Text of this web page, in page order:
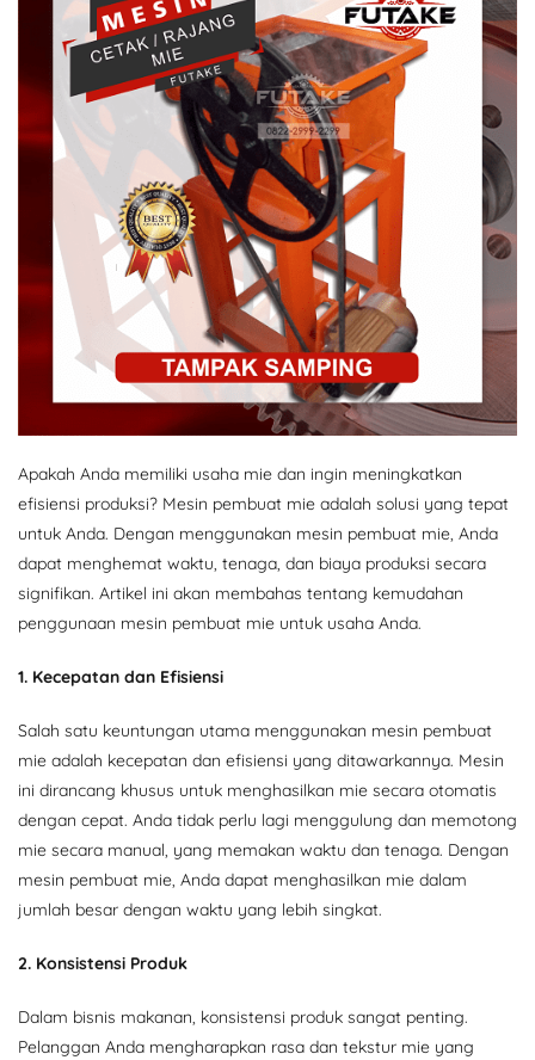
Apakah Anda memiliki usaha mie dan ingin meningkatkan
efisiensi produksi? Mesin pembuat mie adalah solusi yang tepat
untuk Anda. Dengan menggunakan mesin pembuat mie, Anda
dapat menghemat waktu, tenaga, dan biaya produksi secara
signifikan. Artikel ini akan membahas tentang kemudahan
penggunaan mesin pembuat mie untuk usaha Anda.
1. Kecepatan dan Efisiensi
Salah satu keuntungan utama menggunakan mesin pembuat
mie adalah kecepatan dan efisiensi yang ditawarkannya. Mesin
ini dirancang khusus untuk menghasilkan mie secara otomatis
dengan cepat. Anda tidak perlu lagi menggulung dan memotong
mie secara manual, yang memakan waktu dan tenaga. Dengan
mesin pembuat mie, Anda dapat menghasilkan mie dalam
jumlah besar dengan waktu yang lebih singkat.
2. Konsistensi Produk
Dalam bisnis makanan, konsistensi produk sangat penting.
Pelanggan Anda mengharapkan rasa dan tekstur mie yang